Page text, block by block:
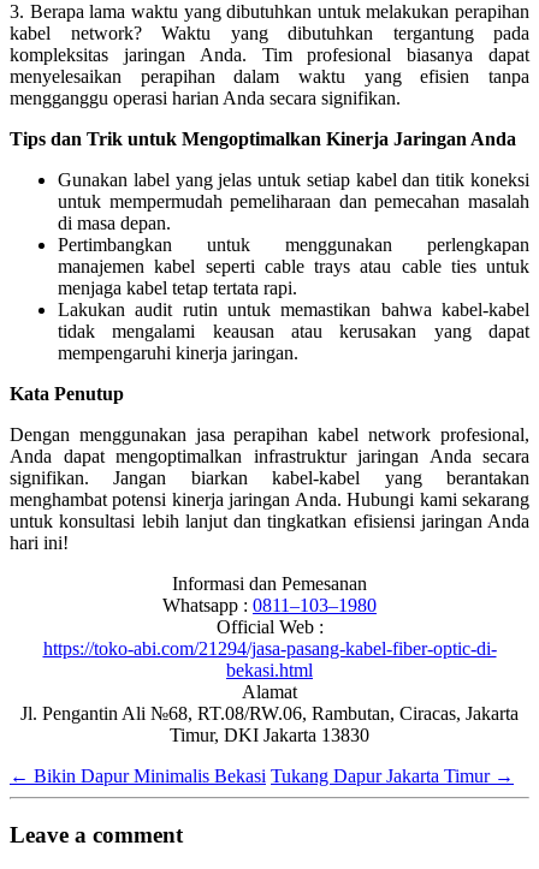
3. Berapa lama waktu yang dibutuhkan untuk melakukan perapihan
kabel network? Waktu yang dibutuhkan tergantung pada
kompleksitas jaringan Anda. Tim profesional biasanya dapat
menyelesaikan perapihan dalam waktu yang efisien tanpa
mengganggu operasi harian Anda secara signifikan.
Tips dan Trik untuk Mengoptimalkan Kinerja Jaringan Anda
Gunakan label yang jelas untuk setiap kabel dan titik koneksi
untuk mempermudah pemeliharaan dan pemecahan masalah
di masa depan.
Pertimbangkan untuk menggunakan perlengkapan
manajemen kabel seperti cable trays atau cable ties untuk
menjaga kabel tetap tertata rapi.
Lakukan audit rutin untuk memastikan bahwa kabel-kabel
tidak mengalami keausan atau kerusakan yang dapat
mempengaruhi kinerja jaringan.
Kata Penutup
Dengan menggunakan jasa perapihan kabel network profesional,
Anda dapat mengoptimalkan infrastruktur jaringan Anda secara
signifikan. Jangan biarkan kabel-kabel yang berantakan
menghambat potensi kinerja jaringan Anda. Hubungi kami sekarang
untuk konsultasi lebih lanjut dan tingkatkan efisiensi jaringan Anda
hari ini!
Informasi dan Pemesanan
Whatsapp : 0811–103–1980
Official Web :
https://toko-abi.com/21294/jasa-pasang-kabel-fiber-optic-di-
bekasi.html
Alamat
Jl. Pengantin Ali №68, RT.08/RW.06, Rambutan, Ciracas, Jakarta
Timur, DKI Jakarta 13830
← Bikin Dapur Minimalis Bekasi Tukang Dapur Jakarta Timur →
Leave a comment